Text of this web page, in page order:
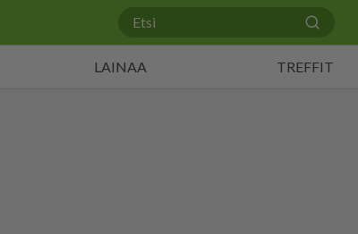
LAINAA TREFFIT